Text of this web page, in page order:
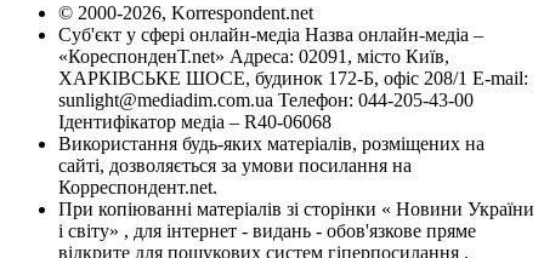
© 2000-2026, Korrespondent.net
Суб'єкт у сфері онлайн-медіа Назва онлайн-медіа –
«КореспонденТ.net» Адреса: 02091, місто Київ,
ХАРКІВСЬКЕ ШОСЕ, будинок 172-Б, офіс 208/1 E-mail:
sunlight@mediadim.com.ua Телефон: 044-205-43-00
Ідентифікатор медіа – R40-06068
Використання будь-яких матеріалів, розміщених на
сайті, дозволяється за умови посилання на
Корреспондент.net.
При копіюванні матеріалів зі сторінки « Новини України
і світу» , для інтернет - видань - обов'язкове пряме
відкрите для пошукових систем гіперпосилання .